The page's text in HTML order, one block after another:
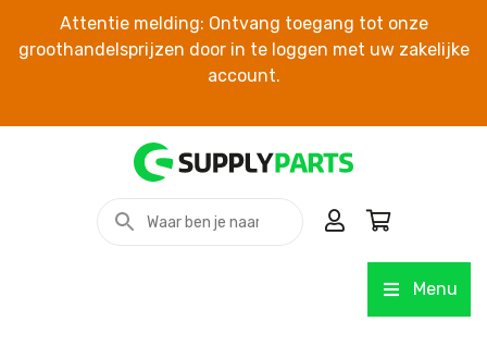
Attentie melding: Ontvang toegang tot onze
groothandelsprijzen door in te loggen met uw zakelijke
account.
Menu